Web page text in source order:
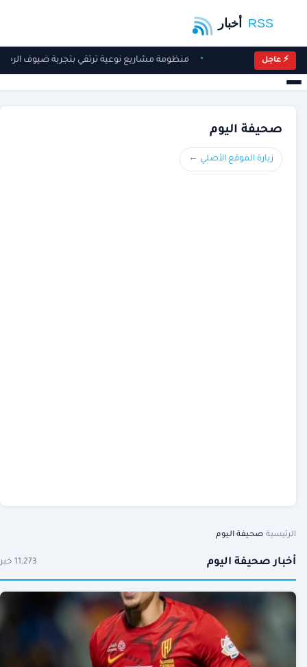
⚡ عاجل منظومة مشاريع نوعية ترتقي بتجربة ضيوف
صحيفة اليوم
زيارة الموقع الأصلي ←
الرئيسية صحيفة اليوم
أخبار صحيفة اليوم 11,273 خبر